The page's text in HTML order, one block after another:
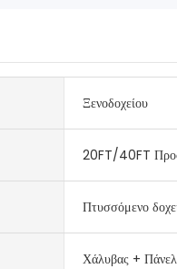
Ξενοδοχείου
20FT/40FT
Πτυσσόμενο
Χάλυβας + Πάνελ